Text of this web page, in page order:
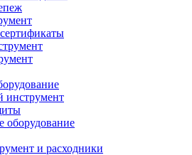
инструмент
оборудование
и расходники